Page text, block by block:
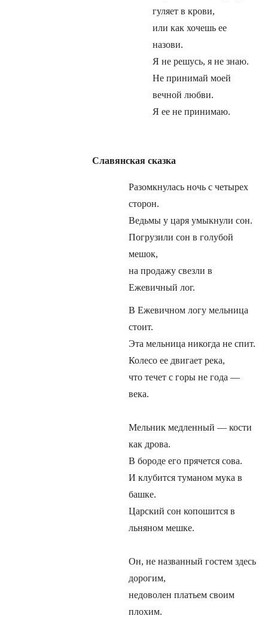
гуляет в крови,
или как хочешь ее
назови.
Я не решусь, я не знаю.
Не принимай моей
вечной любви.
Я ее не принимаю.
Славянская сказка
Разомкнулась ночь с четырех
сторон.
Ведьмы у царя умыкнули сон.
Погрузили сон в голубой
мешок,
на продажу свезли в
Ежевичный лог.
В Ежевичном логу мельница
стоит.
Эта мельница никогда не спит.
Колесо ее двигает река,
что течет с горы не года —
века.
Мельник медленный — кости
как дрова.
В бороде его прячется сова.
И клубится туманом мука в
башке.
Царский сон копошится в
льняном мешке.
Он, не названный гостем здесь
дорогим,
недоволен платьем своим
плохим.